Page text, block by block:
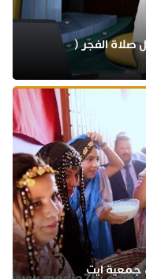
الهدى (الحلقة 37) :فضل صلاة الفجر (
جمعية ايت